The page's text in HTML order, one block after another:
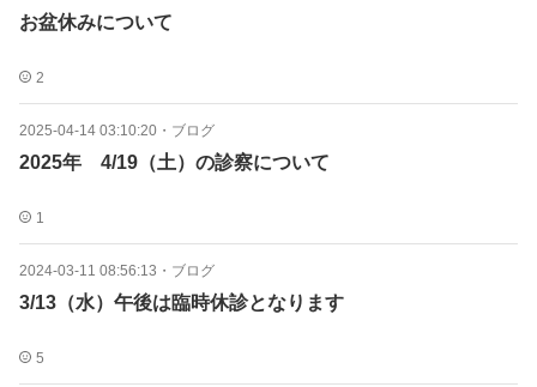
お盆休みについて
2
2025-04-14 03:10:20 ・ ブログ
2025年 4/19（土）の診察について
1
2024-03-11 08:56:13 ・ ブログ
3/13（水）午後は臨時休診となります
5